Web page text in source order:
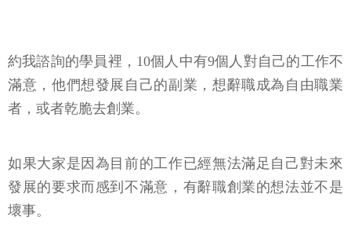
約我諮詢的學員裡，10個人中有9個人對自己的工作不
滿意，他們想發展自己的副業，想辭職成為自由職業
者，或者乾脆去創業。
如果大家是因為目前的工作已經無法滿足自己對未來
發展的要求而感到不滿意，有辭職創業的想法並不是
壞事。